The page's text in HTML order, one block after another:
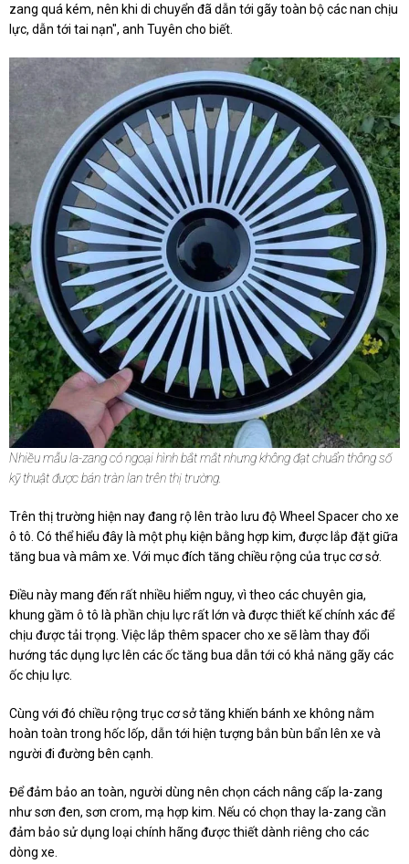
zang quá kém, nên khi di chuyển đã dẫn tới gãy toàn bộ các nan chịu
lực, dẫn tới tai nạn", anh Tuyên cho biết.
Nhiều mẫu la-zang có ngoại hình bắt mắt nhưng không đạt chuẩn thông số
kỹ thuật được bán tràn lan trên thị trường.
Trên thị trường hiện nay đang rộ lên trào lưu độ Wheel Spacer cho xe
ô tô. Có thể hiểu đây là một phụ kiện bằng hợp kim, được lắp đặt giữa
tăng bua và mâm xe. Với mục đích tăng chiều rộng của trục cơ sở.
Điều này mang đến rất nhiều hiểm nguy, vì theo các chuyên gia,
khung gầm ô tô là phần chịu lực rất lớn và được thiết kế chính xác để
chịu được tải trọng. Việc lắp thêm spacer cho xe sẽ làm thay đổi
hướng tác dụng lực lên các ốc tăng bua dẫn tới có khả năng gãy các
ốc chịu lực.
Cùng với đó chiều rộng trục cơ sở tăng khiến bánh xe không nằm
hoàn toàn trong hốc lốp, dẫn tới hiện tượng bắn bùn bẩn lên xe và
người đi đường bên cạnh.
Để đảm bảo an toàn, người dùng nên chọn cách nâng cấp la-zang
như sơn đen, sơn crom, mạ hợp kim. Nếu có chọn thay la-zang cần
đảm bảo sử dụng loại chính hãng được thiết dành riêng cho các
dòng xe.